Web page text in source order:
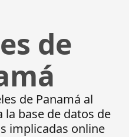
de
de Panamá al
base de datos de
implicadas online